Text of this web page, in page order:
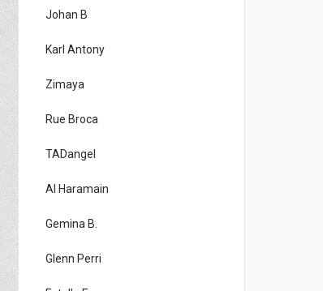
Johan B
Karl Antony
Zimaya
Rue Broca
TADangel
Al Haramain
Gemina B.
Glenn Perri